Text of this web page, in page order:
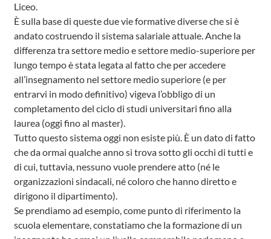
Liceo.
È sulla base di queste due vie formative diverse che si è
andato costruendo il sistema salariale attuale. Anche la
differenza tra settore medio e settore medio-superiore per
lungo tempo è stata legata al fatto che per accedere
all’insegnamento nel settore medio superiore (e per
entrarvi in modo definitivo) vigeva l’obbligo di un
completamento del ciclo di studi universitari fino alla
laurea (oggi fino al master).
Tutto questo sistema oggi non esiste più. È un dato di fatto
che da ormai qualche anno si trova sotto gli occhi di tutti e
di cui, tuttavia, nessuno vuole prendere atto (né le
organizzazioni sindacali, né coloro che hanno diretto e
dirigono il dipartimento).
Se prendiamo ad esempio, come punto di riferimento la
scuola elementare, constatiamo che la formazione di un